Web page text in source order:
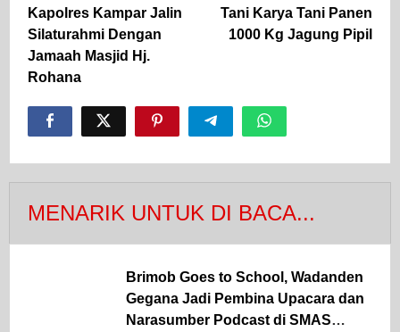
Kapolres Kampar Jalin
Silaturahmi Dengan
Jamaah Masjid Hj.
Rohana
Tani Karya Tani Panen
1000 Kg Jagung Pipil
MENARIK UNTUK DI BACA...
Brimob Goes to School, Wadanden
Gegana Jadi Pembina Upacara dan
Narasumber Podcast di SMAS